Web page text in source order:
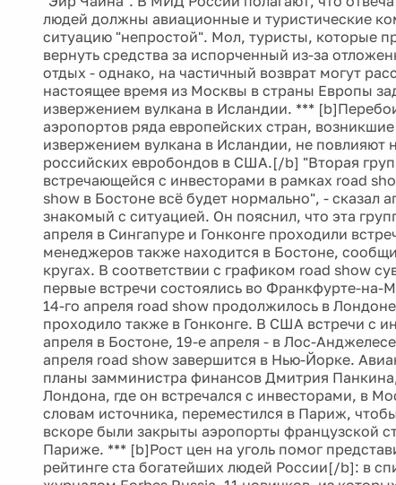
людей должны авиационные и туристические
ситуацию "непростой". Мол, туристы, которые
вернуть средства за испорченный из-за
отдых - однако, на частичный возврат могут
настоящее время из Москвы в страны Европы
извержением вулкана в Исландии. ***
аэропортов ряда европейских стран,
извержением вулкана в Исландии, не повлияют
российских евробондов в США.[/b] "Вторая
встречающейся с инвесторами в рамках road
show в Бостоне всё будет нормально", - сказал
знакомый с ситуацией. Он пояснил, что эта
апреля в Сингапуре и Гонконге проходили
менеджеров также находится в Бостоне,
кругах. В соответствии с графиком road show
первые встречи состоялись во Франкфурте-на-
14-го апреля road show продолжилось в
проходило также в Гонконге. В США встречи с
апреля в Бостоне, 19-е апреля - в Лос-
апреля road show завершится в Нью-Йорке.
планы замминистра финансов Дмитрия
Лондона, где он встречался с инвесторами, в
словам источника, переместился в Париж,
вскоре были закрыты аэропорты французской
Париже. *** [b]Рост цен на уголь помог
рейтинге ста богатейших людей России[/b]: в